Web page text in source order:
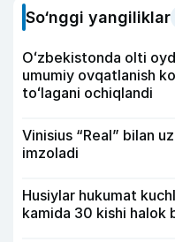
So‘nggi yangiliklar
Oʻzbekistonda olti
umumiy ovqatlanish
toʻlagani ochiqlandi
Vinisius “Real” bilan
imzoladi
Husiylar hukumat
kamida 30 kishi halok